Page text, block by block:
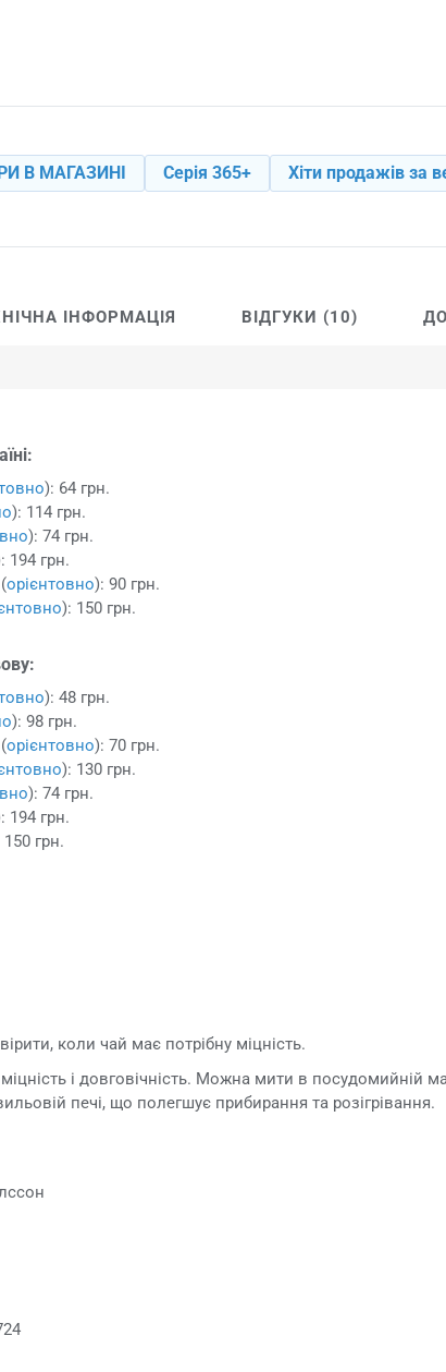
В МАГАЗИНІ Серія 365+
Хіти продажів за
ІНФОРМАЦІЯ ВІДГУКИ (10)
): 64 грн.
): 114 грн.
): 74 грн.
194 грн.
орієнтовно): 90 грн.
): 150 грн.
): 48 грн.
): 98 грн.
орієнтовно): 70 грн.
): 130 грн.
): 74 грн.
194 грн.
грн.
коли чай має потрібну міцність.
і довговічність. Можна мити в посудомийній
печі, що полегшує прибирання та розігрівання.